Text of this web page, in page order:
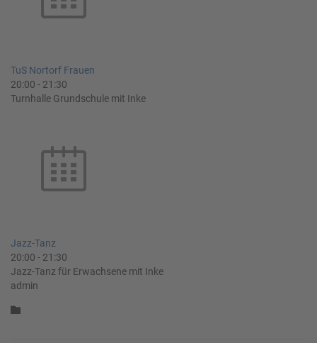
TuS Nortorf Frauen
20:00 - 21:30
Turnhalle Grundschule mit Inke
Jazz-Tanz
20:00 - 21:30
Jazz-Tanz für Erwachsene mit Inke
admin
Category